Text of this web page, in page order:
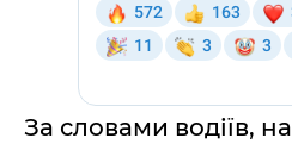
За словами водіїв,